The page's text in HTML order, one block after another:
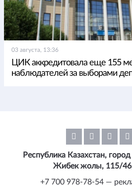
03 августа, 13:36
ЦИК аккредитовала еще 155
наблюдателей за выборами
Республика Казахстан,
Жибек жолы, 115/
+7 700 978-78-54 —